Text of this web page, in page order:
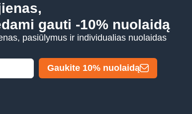
gauti -10% nuolaidą
pasiūlymus ir individualias nuolaidas
Gaukite 10% nuolaidą